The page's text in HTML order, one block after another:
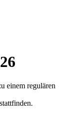
einem regulären